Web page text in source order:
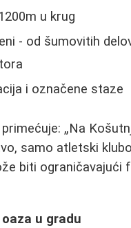
u krug
- od šumovitih
i označene staze
Na
samo atletski
biti ograničavajući
u gradu